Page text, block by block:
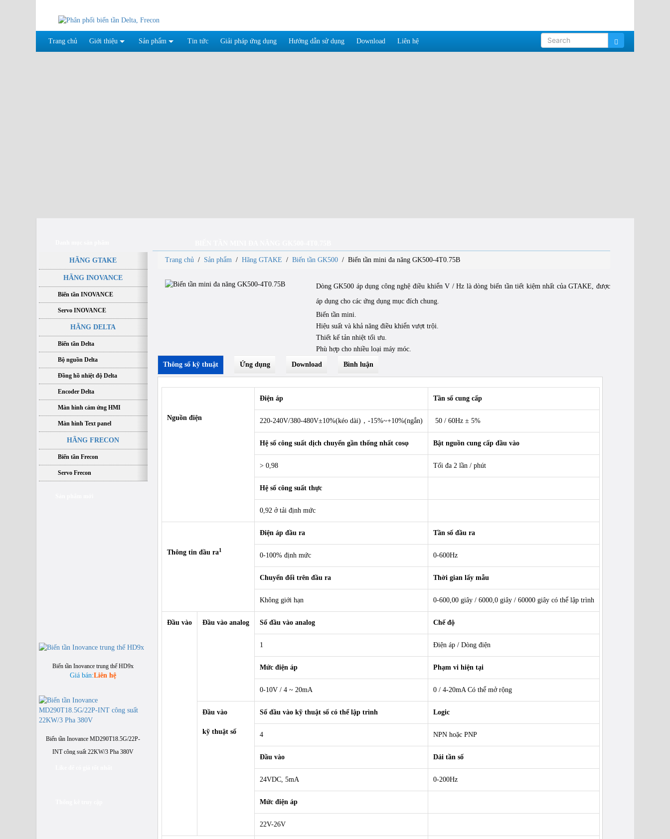
Trang chủ Giới thiệu Sản phẩm Tin tức Giải pháp ứng dụng Hướng dẫn sử dụng Download Liên hệ
HÃNG GTAKE
HÃNG INOVANCE
Biến tần INOVANCE
Servo INOVANCE
HÃNG DELTA
Biến tần Delta
Bộ nguồn Delta
Đồng hồ nhiệt độ Delta
Encoder Delta
Màn hình cảm ứng HMI
Màn hình Text panel
HÃNG FRECON
Biến tần Frecon
Servo Frecon
Giá bán:Liên hệ
INT công suất 22KW/3 Pha 380V
Giá bán:Liên hệ
Trang chủ / Sản phẩm / Hãng GTAKE / Biến tần GK500/ Biến tần mini đa năng GK500-4T0.75B
Dòng GK500 áp dụng công nghệ điều khiển V / Hz là dòng biến tần tiết kiệm nhất của GTAKE, được
áp dụng cho các ứng dụng mục đích chung.
Biến tần mini.
Hiệu suất và khả năng điều khiển vượt trội.
Thiết kế tản nhiệt tối ưu.
Phù hợp cho nhiều loại máy móc.
Thông số kỹ thuật Ứng dụng Download Bình luận
Nguồn điện
Điện áp Tần số cung cấp
220-240V/380-480V±10%(kéo dài)，-15%~+10%(ngắn) 50 / 60Hz ± 5%
Hệ số công suất dịch chuyển gần thống nhất cosφ Bật nguồn cung cấp đầu vào
> 0,98 Tối đa 2 lần / phút
Hệ số công suất thực
0,92 ở tải định mức
Thông tin đầu ra1
Điện áp đầu ra Tần số đầu ra
0-100% định mức 0-600Hz
Chuyển đổi trên đầu ra Thời gian lấy mẫu
Không giới hạn 0-600,00 giây / 6000,0 giây / 60000 giây có thể lập trình
Đầu vào Đầu vào analog Số đầu vào analog Chế độ
1 Điện áp / Dòng điện
Mức điện áp Phạm vi hiện tại
0-10V / 4 ~ 20mA 0 / 4-20mA Có thể mở rộng
Đầu vào
kỹ thuật số
Số đầu vào kỹ thuật số có thể lập trình Logic
4 NPN hoặc PNP
Đầu vào Dải tần số
24VDC, 5mA 0-200Hz
Mức điện áp
22V-26V